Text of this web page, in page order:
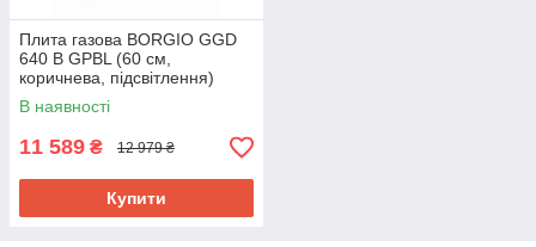
Плита газова BORGIO GGD
640 B GPBL (60 см,
коричнева, підсвітлення)
В наявності
11 589 ₴ 12 979 ₴
Купити